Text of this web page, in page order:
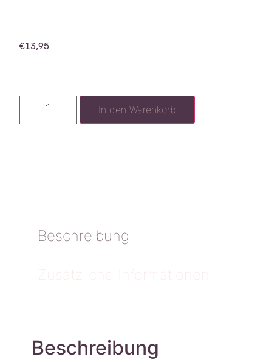
€13,95
In den Warenkorb
Beschreibung
Zusätzliche Informationen
Beschreibung